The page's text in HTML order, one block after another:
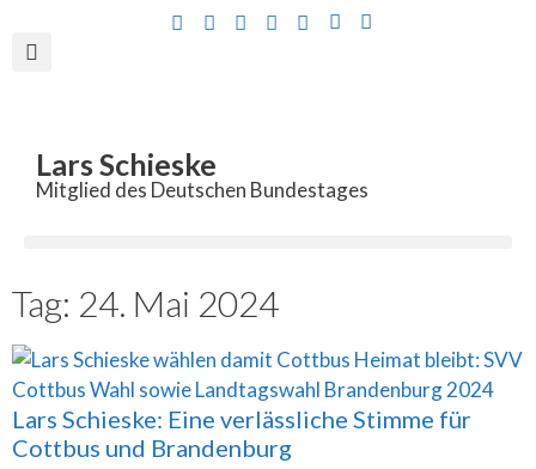
Lars Schieske
Mitglied des Deutschen Bundestages
Tag: 24. Mai 2024
Lars Schieske: Eine verlässliche Stimme für
Cottbus und Brandenburg